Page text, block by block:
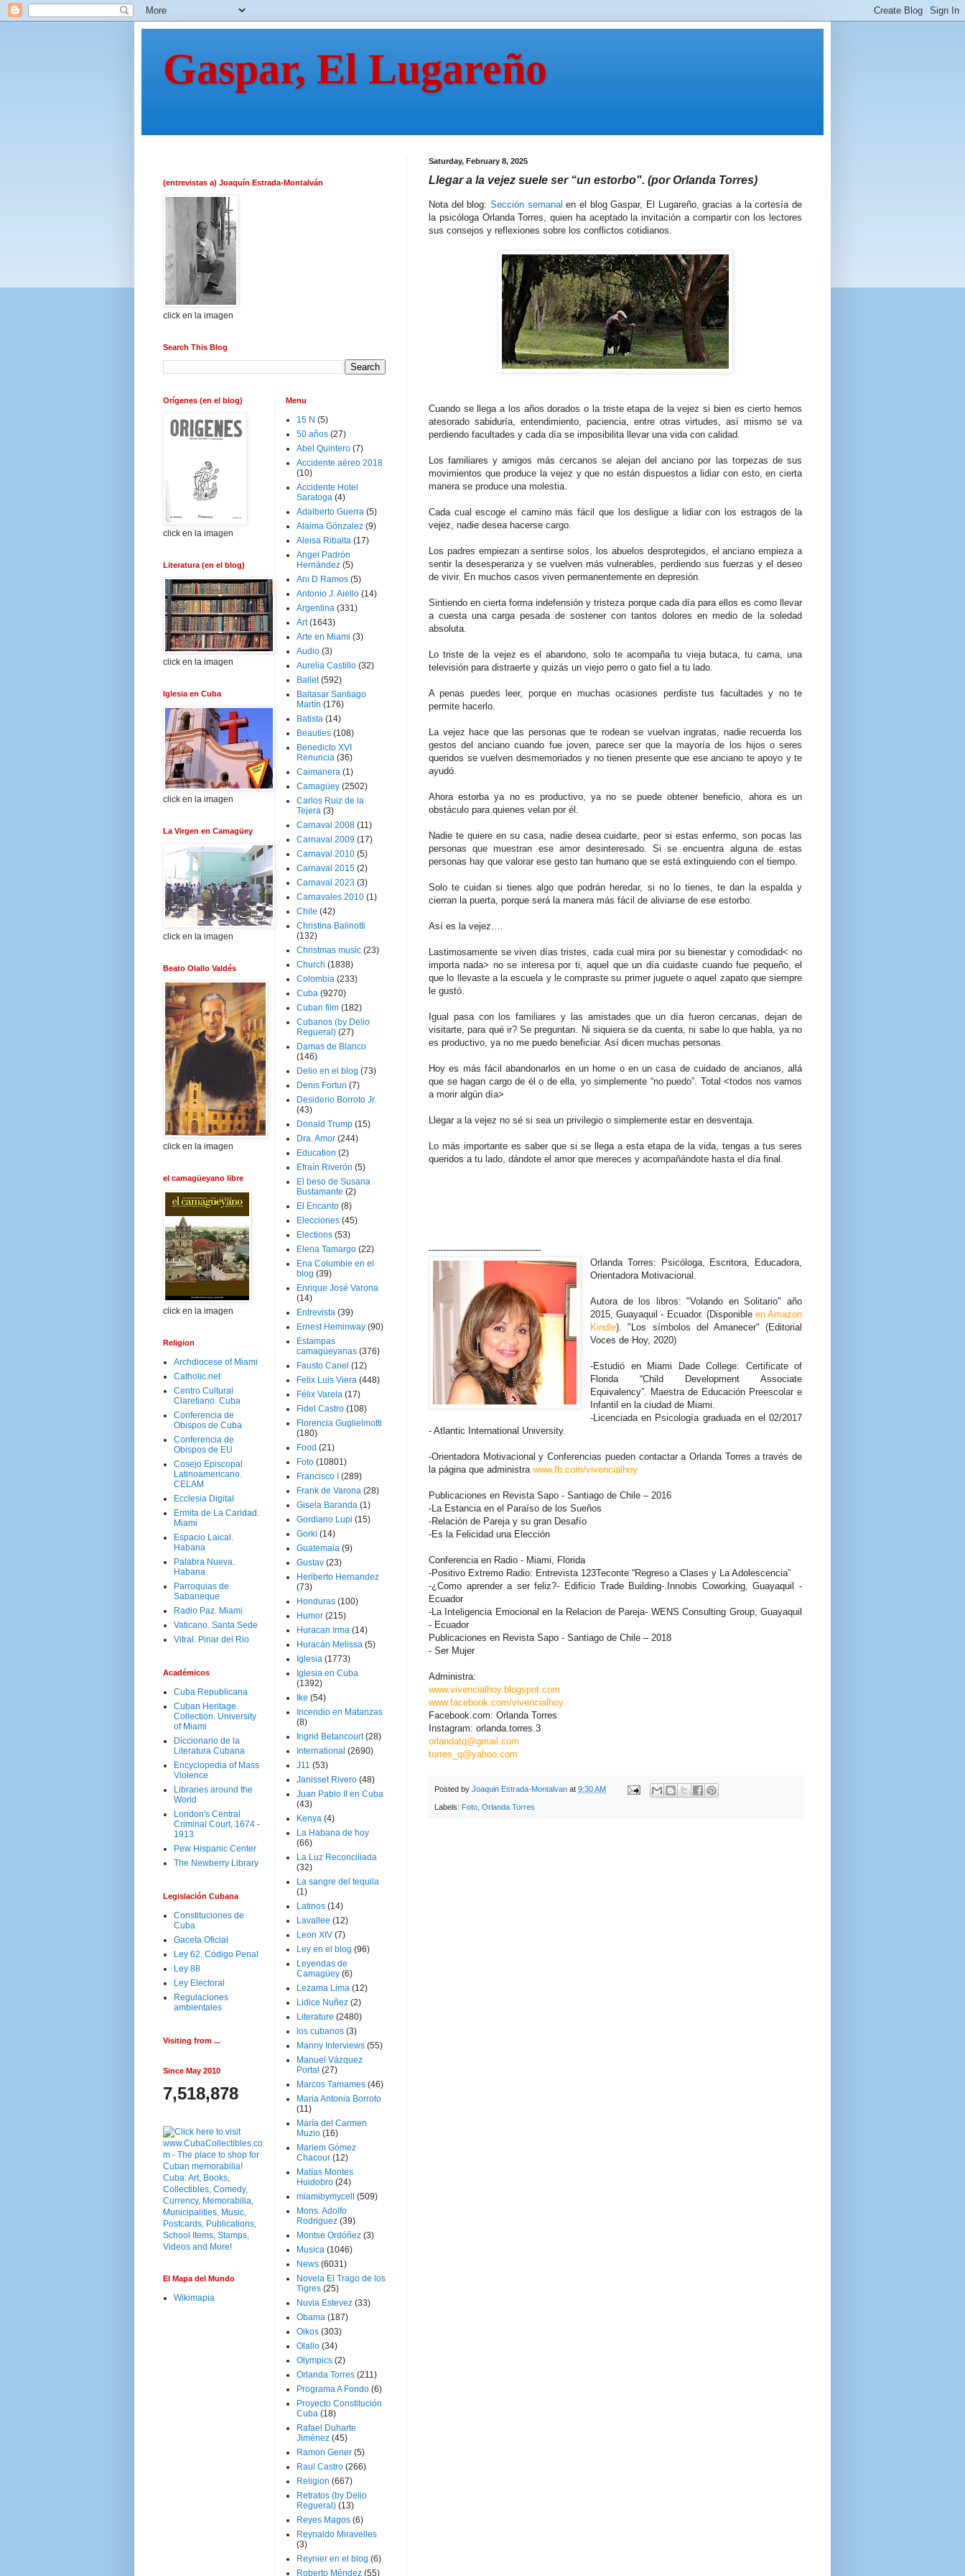
Gaspar, El Lugareño
Saturday, February 8, 2025
Llegar a la vejez suele ser “un estorbo". (por Orlanda Torres)
Nota del blog: Sección semanal en el blog Gaspar, El Lugareño, gracias a la cortesía de
la psicóloga Orlanda Torres, quien ha aceptado la invitación a compartir con los lectores
sus consejos y reflexiones sobre los conflictos cotidianos.
Cuando se llega a los años dorados o la triste etapa de la vejez si bien es cierto hemos
atesorado sabiduría, entendimiento, paciencia, entre otras virtudes, así mismo se va
perdiendo facultades y cada día se imposibilita llevar una vida con calidad.
Los familiares y amigos más cercanos se alejan del anciano por las torpezas de sus
movimientos que produce la vejez y que no están dispuestos a lidiar con esto, en cierta
manera se produce una molestia.
Cada cual escoge el camino más fácil que los desligue a lidiar con los estragos de la
vejez, nadie desea hacerse cargo.
Los padres empiezan a sentirse solos, los abuelos desprotegidos, el anciano empieza a
sentir la desesperanza y se vuelven más vulnerables, perdiendo sus fuerzas y el deseo
de vivir. En muchos casos viven permanentemente en depresión.
Sintiendo en cierta forma indefensión y tristeza porque cada día para ellos es como llevar
a cuesta una carga pesada de sostener con tantos dolores en medio de la soledad
absoluta.
Lo triste de la vejez es el abandono, solo te acompaña tu vieja butaca, tu cama, una
televisión para distraerte y quizás un viejo perro o gato fiel a tu lado.
A penas puedes leer, porque en muchas ocasiones perdiste tus facultades y no te
permite hacerlo.
La vejez hace que las personas que te rodean se vuelvan ingratas, nadie recuerda los
gestos del anciano cuando fue joven, parece ser que la mayoría de los hijos o seres
queridos se vuelven desmemoriados y no tienen presente que ese anciano te apoyo y te
ayudó.
Ahora estorba ya no es productivo, ya no se puede obtener beneficio, ahora es un
obstáculo para quienes velan por él.
Nadie te quiere en su casa, nadie desea cuidarte, peor si estas enfermo, son pocas las
personas que muestran ese amor desinteresado. Si se encuentra alguna de estas
personas hay que valorar ese gesto tan humano que se está extinguiendo con el tiempo.
Solo te cuidan si tienes algo que podrán heredar, si no lo tienes, te dan la espalda y
cierran la puerta, porque será la manera más fácil de aliviarse de ese estorbo.
Así es la vejez….
Lastimosamente se viven días tristes, cada cual mira por su bienestar y comodidad< no
importa nada> no se interesa por ti, aquel que un día cuidaste cuando fue pequeño, el
que lo llevaste a la escuela y le compraste su primer juguete o aquel zapato que siempre
le gustó.
Igual pasa con los familiares y las amistades que un día fueron cercanas, dejan de
visitarte, para qué ir? Se preguntan. Ni siquiera se da cuenta, ni sabe lo que habla, ya no
es productivo, ya no me puedo beneficiar. Así dicen muchas personas.
Hoy es más fácil abandonarlos en un home o en un casa de cuidado de ancianos, allá
que se hagan cargo de él o de ella, yo simplemente “no puedo”. Total <todos nos vamos
a morir algún día>
Llegar a la vejez no sé si sea un privilegio o simplemente estar en desventaja.
Lo más importante es saber que si se llega a esta etapa de la vida, tengas a tus seres
queridos a tu lado, dándote el amor que mereces y acompañándote hasta el día final.
---------------------------------------
Orlanda Torres: Psicóloga, Escritora, Educadora,
Orientadora Motivacional.
Autora de los libros: "Volando en Solitario" año
2015, Guayaquil - Ecuador. (Disponible en Amazon
Kindle). "Los símbolos del Amanecer" (Editorial
Voces de Hoy, 2020)
-Estudió en Miami Dade College: Certificate of
Florida “Child Development Associate
Equivalency”. Maestra de Educación Preescolar e
Infantil en la ciudad de Miami.
-Licenciada en Psicología graduada en el 02/2017
- Atlantic International University.
-Orientadora Motivacional y Conferencias pueden contactar a Orlanda Torres a través de
la página que administra www.fb.com/vivencialhoy
Publicaciones en Revista Sapo - Santiago de Chile – 2016
-La Estancia en el Paraíso de los Sueños
-Relación de Pareja y su gran Desafío
-Es la Felicidad una Elección
Conferencia en Radio - Miami, Florida
-Positivo Extremo Radio: Entrevista 123Teconte “Regreso a Clases y La Adolescencia”
-¿Como aprender a ser feliz?- Edificio Trade Building-.Innobis Coworking, Guayaquil -
Ecuador
-La Inteligencia Emocional en la Relacion de Pareja- WENS Consulting Group, Guayaquil
- Ecuador
Publicaciones en Revista Sapo - Santiago de Chile – 2018
- Ser Mujer
Administra:
www.vivencialhoy.blogspot.com
www.facebook.com/vivencialhoy
Facebook.com: Orlanda Torres
Instagram: orlanda.torres.3
orlandatq@gmail.com
torres_q@yahoo.com
Posted by Joaquin Estrada-Montalvan at 9:30 AM
Labels: Foto Orlanda Torres
(entrevistas a) Joaquín Estrada-Montalván
click en la imagen
Search This Blog
Orígenes (en el blog)
click en la imagen
Literatura (en el blog)
click en la imagen
Iglesia en Cuba
click en la imagen
La Virgen en Camagüey
click en la imagen
Beato Olallo Valdés
click en la imagen
el camagüeyano libre
click en la imagen
Religion
Archdiocese of Miami
Catholic.net
Centro Cultural
Claretiano. Cuba
Conferencia de
Obispos de Cuba
Conferencia de
Obispos de EU
Cosejo Episcopal
Latinoamericano.
CELAM
Ecclesia Digital
Ermita de La Caridad.
Miami
Espacio Laical.
Habana
Palabra Nueva.
Habana
Parroquias de
Sabaneque
Radio Paz. Miami
Vaticano. Santa Sede
Vitral. Pinar del Rio
Académicos
Cuba Republicana
Cuban Heritage
Collection. University
of Miami
Diccionario de la
Literatura Cubana
Encyclopedia of Mass
Violence
Libraries around the
World
London's Central
Criminal Court, 1674 -
1913
Pew Hispanic Center
The Newberry Library
Legislación Cubana
Constituciones de
Cuba
Gaceta Oficial
Ley 62. Código Penal
Ley 88
Ley Electoral
Regulaciones
ambientales
Visiting from ...
Since May 2010
7,518,878
El Mapa del Mundo
Wikimapia
Menu
15 N (5)
50 años (27)
Abel Quintero (7)
Accidente aéreo 2018
(10)
Accidente Hotel
Saratoga (4)
Adalberto Guerra (5)
Alaima Gónzalez (9)
Aleisa Ribalta (17)
Angel Padrón
Hernández (5)
Ani D Ramos (5)
Antonio J. Aiello (14)
Argentina (331)
Art (1643)
Arte en Miami (3)
Audio (3)
Aurelia Castillo (32)
Ballet (592)
Baltasar Santiago
Martín (176)
Batista (14)
Beauties (108)
Benedicto XVI
Renuncia (36)
Caimanera (1)
Camagüey (2502)
Carlos Ruiz de la
Tejera (3)
Carnaval 2008 (11)
Carnaval 2009 (17)
Carnaval 2010 (5)
Carnaval 2015 (2)
Carnaval 2023 (3)
Carnavales 2010 (1)
Chile (42)
Christina Balinotti
(132)
Christmas music (23)
Church (1838)
Colombia (233)
Cuba (9270)
Cuban film (182)
Cubanos (by Delio
Regueral) (27)
Damas de Blanco
(146)
Delio en el blog (73)
Denis Fortun (7)
Desiderio Borroto Jr.
(43)
Donald Trump (15)
Dra. Amor (244)
Education (2)
Efraín Riverón (5)
El beso de Susana
Bustamante (2)
El Encanto (8)
Elecciones (45)
Elections (53)
Elena Tamargo (22)
Ena Columbie en el
blog (39)
Enrique José Varona
(14)
Entrevista (39)
Ernest Heminway (90)
Estampas
camagüeyanas (376)
Fausto Canel (12)
Felix Luis Viera (448)
Félix Varela (17)
Fidel Castro (108)
Florencia Guglielmotti
(180)
Food (21)
Foto (10801)
Francisco I
(289)
Frank de Varona (28)
Gisela Baranda (1)
Gordiano Lupi (15)
Gorki (14)
Guatemala (9)
Gustav (23)
Heriberto Hernandez
(73)
Honduras (100)
Humor (215)
Huracan Irma (14)
Huracán Melissa (5)
Iglesia (1773)
Iglesia en Cuba
(1392)
Ike (54)
Incendio en Matanzas
(8)
Ingrid Betancourt (28)
International (2690)
J11 (53)
Janisset Rivero (48)
Juan Pablo II en Cuba
(43)
Kenya (4)
La Habana de hoy
(66)
La Luz Reconciliada
(32)
La sangre del tequila
(1)
Latinos (14)
Lavallee (12)
Leon XIV (7)
Ley en el blog (96)
Leyendas de
Camagüey (6)
Lezama Lima (12)
Lidice Nuñez (2)
Literature (2480)
los cubanos (3)
Manny Interviews (55)
Manuel Vázquez
Portal (27)
Marcos Tamames (46)
Maria Antonia Borroto
(11)
María del Carmen
Muzio (16)
Mariem Gómez
Chacour (12)
Matías Montes
Huidobro (24)
miamibymycell
(509)
Mons. Adolfo
Rodriguez (39)
Montse Ordóñez (3)
Musica (1046)
News (6031)
Novela El Trago de los
Tigres (25)
Nuvia Estevez (33)
Obama (187)
Oikos (303)
Olallo (34)
Olympics (2)
Orlanda Torres (211)
Programa A Fondo (6)
Proyecto Constitución
Cuba (18)
Rafael Duharte
Jiménez (45)
Ramon Gener (5)
Raul Castro (266)
Religion (667)
Retratos (by Delio
Regueral) (13)
Reyes Magos (6)
Reynaldo Miravelles
(3)
Reynier en el blog (6)
Roberto Méndez (55)